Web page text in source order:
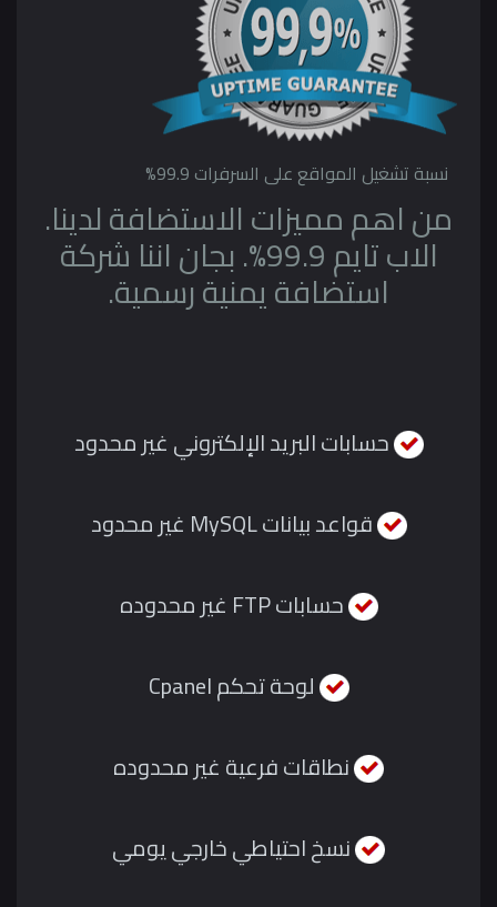
نسبة تشغيل المواقع على السرفرات 99.9%
من اهم مميزات الاستضافة لدينا.
الاب تايم 99.9%. بجان اننا شركة
استضافة يمنية رسمية.
حسابات البريد الإلكتروني غير محدود
قواعد بيانات MySQL غير محدود
حسابات FTP غير محدوده
لوحة تحكم Cpanel
نطاقات فرعية غير محدوده
نسخ احتياطي خارجي يومي